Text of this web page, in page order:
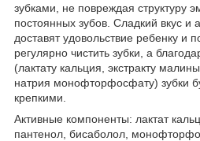
зубками, не повреждая структуру
постоянных зубов. Сладкий вкус и
доставят удовольствие ребенку и
регулярно чистить зубки, а
(лактату кальция, экстракту
натрия монофторфосфату) зубки
крепкими.
Активные компоненты: лактат
пантенол, бисаболол,